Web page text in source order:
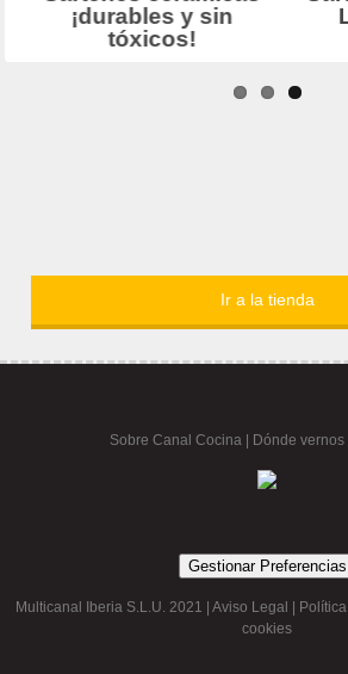
Ir a la tienda
Sobre Canal Cocina Dónde vernos |
Gestionar Preferencias
Multicanal Iberia S.L.U. 2021 | Aviso Legal
cookies